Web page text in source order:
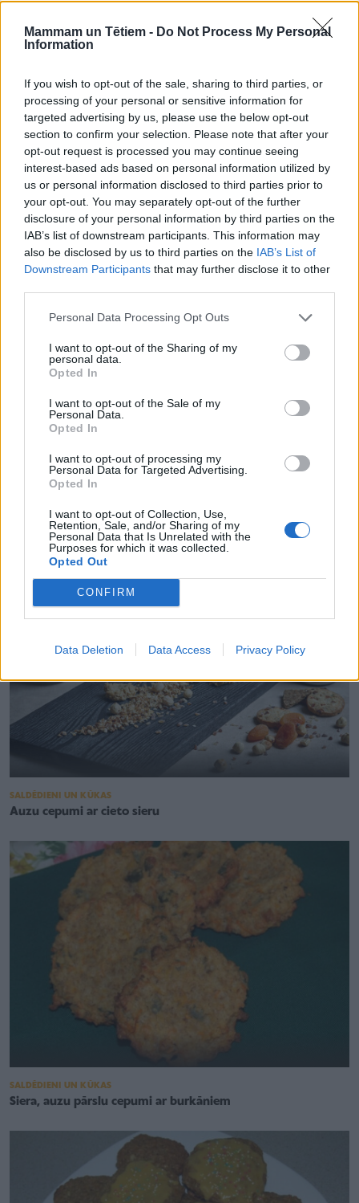
Mammam un Tētiem - Do Not Process My Personal
Information
If you wish to opt-out of the sale, sharing to third parties, or
processing of your personal or sensitive information for
targeted advertising by us, please use the below opt-out
section to confirm your selection. Please note that after your
opt-out request is processed you may continue seeing
interest-based ads based on personal information utilized by
us or personal information disclosed to third parties prior to
your opt-out. You may separately opt-out of the further
disclosure of your personal information by third parties on the
IAB’s list of downstream participants. This information may
also be disclosed by us to third parties on the IAB’s List of
Downstream Participants that may further disclose it to other
Personal Data Processing Opt Outs
I want to opt-out of the Sharing of my
personal data.
Opted In
I want to opt-out of the Sale of my
Personal Data.
Opted In
I want to opt-out of processing my
Personal Data for Targeted Advertising.
Opted In
I want to opt-out of Collection, Use,
Retention, Sale, and/or Sharing of my
Personal Data that Is Unrelated with the
Purposes for which it was collected.
Opted Out
CONFIRM
Data Deletion Data Access Privacy Policy
PĪRĀGI, KŪKAS UN MAIZE
Gardie auzu cepumi
Saldie auzu pārslu cepumi
SALDĒDIENI UN KŪKAS
Auzu cepumi ar cieto sieru
SALDĒDIENI UN KŪKAS
Siera, auzu pārslu cepumi ar burkāniem